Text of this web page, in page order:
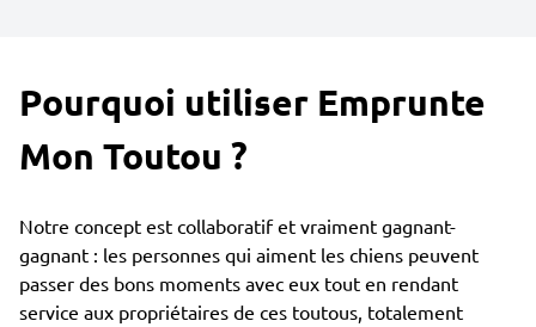
Pourquoi utiliser Emprunte
Mon Toutou ?
Notre concept est collaboratif et vraiment gagnant-
gagnant : les personnes qui aiment les chiens peuvent
passer des bons moments avec eux tout en rendant
service aux propriétaires de ces toutous, totalement